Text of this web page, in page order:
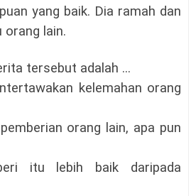
yang baik. Dia ramah dan
orang lain.
tersebut adalah ...
kelemahan orang
orang lain, apa pun
itu lebih baik daripada